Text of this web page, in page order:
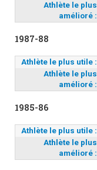
Athlète le plus
amélioré :
1987-88
Athlète le plus utile :
Athlète le plus
amélioré :
1985-86
Athlète le plus utile :
Athlète le plus
amélioré :